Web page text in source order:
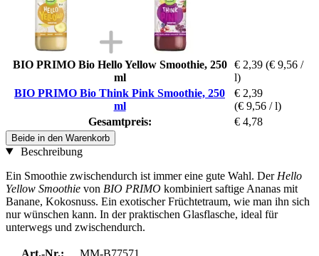
BIO PRIMO Bio Hello Yellow Smoothie, 250
ml
€ 2,39 (€ 9,56 /
l)
BIO PRIMO Bio Think Pink Smoothie, 250
ml
€ 2,39
(€ 9,56 / l)
Gesamtpreis:
€ 4,78
Beide in den Warenkorb
Beschreibung
Ein Smoothie zwischendurch ist immer eine gute Wahl. Der Hello
Yellow Smoothie von BIO PRIMO kombiniert saftige Ananas mit
Banane, Kokosnuss. Ein exotischer Früchtetraum, wie man ihn sich
nur wünschen kann. In der praktischen Glasflasche, ideal für
unterwegs und zwischendurch.
Art.-Nr.: MM-B77571